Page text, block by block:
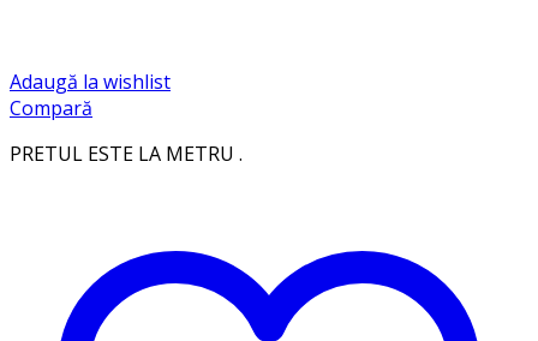
Adaugă la wishlist
Compară
PRETUL ESTE LA METRU .